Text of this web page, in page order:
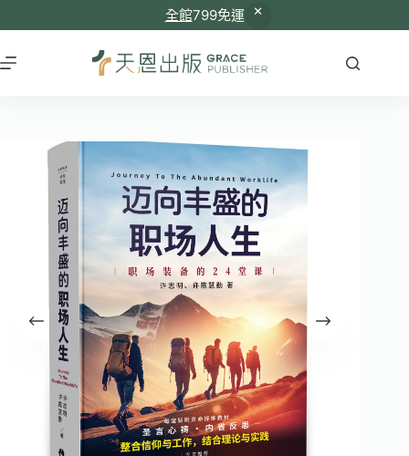
全館799免運